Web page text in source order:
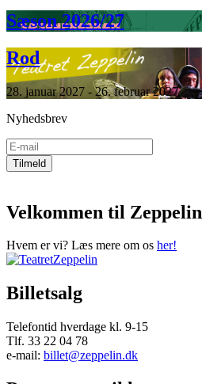
Sæson 2026/27
Rod
28. januar 2027 - 26. februar 2027
Nyhedsbrev
Velkommen til Zeppelin
Hvem er vi? Læs mere om os her!
Billetsalg
Telefontid hverdage kl. 9-15
Tlf. 33 22 04 78
e-mail: billet@zeppelin.dk